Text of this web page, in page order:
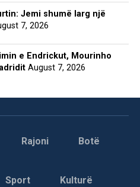
Jemi shumë larg një
7, 2026
e Endrickut, Mourinho
August 7, 2026
Rajoni Botë
Sport Kulturë